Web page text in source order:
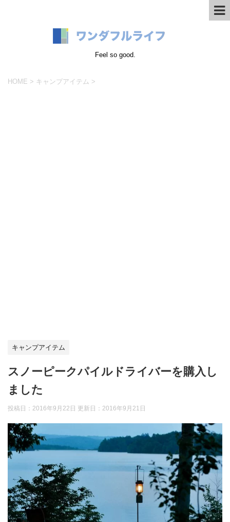
Feel so good.
HOME > キャンプアイテム >
キャンプアイテム
スノーピークパイルドライバーを購入し
ました
投稿日：2016年9月22日 更新日： 2016年9月21日